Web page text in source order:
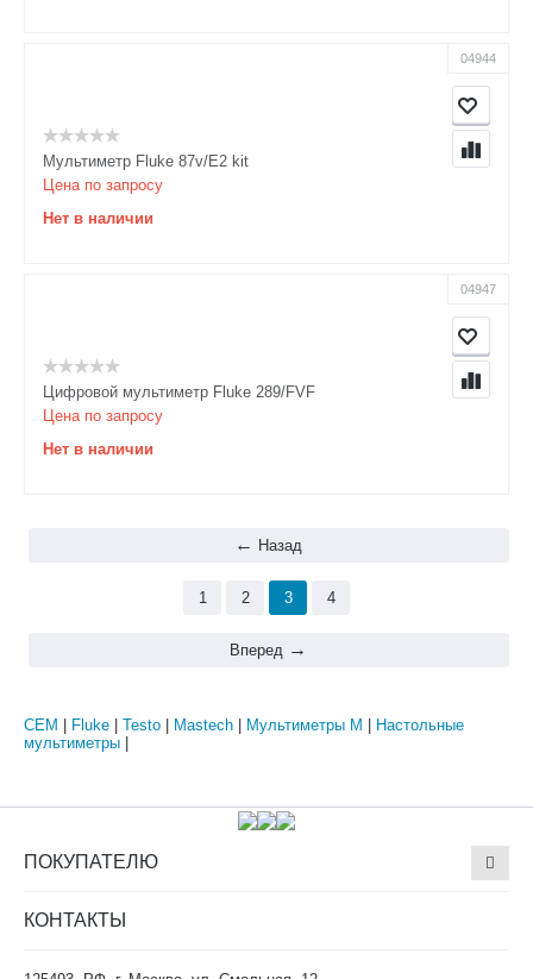
04944
Мультиметр Fluke 87v/E2 kit
Цена по запросу
Нет в наличии
04947
Цифровой мультиметр Fluke 289/FVF
Цена по запросу
Нет в наличии
Назад
1 2 3 4
Вперед
CEM Fluke Testo Mastech Мультиметры М
Настольные
мультиметры
ПОКУПАТЕЛЮ
КОНТАКТЫ